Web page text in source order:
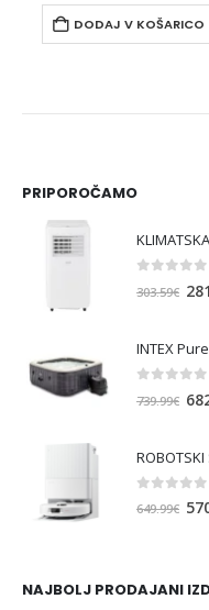
DODAJ V KOŠARICO
PRIPOROČAMO
303.59€
739.99€
ROBOTSKI
out
649.99€
NAJBOLJ PRODAJANI